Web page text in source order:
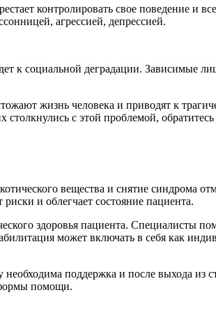
контролировать свое поведение и
агрессией, депрессией.
к социальной деградации. Зависимые
жизнь человека и приводят к
с этой проблемой,
вещества и снятие синдрома
и облегчает состояние пациента.
здоровья пациента. Специалисты
может включать в себя как
поддержка и после выхода из
формы помощи.